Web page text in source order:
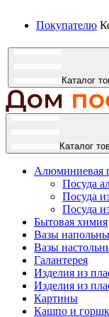
Покупателю
Каталог
Каталог
Алюминиевая
Посуда
Посуда
Посуда
Бытовая химия
Вазы
Вазы
Галантерея
Изделия из
Изделия из
Картины
Кашпо и